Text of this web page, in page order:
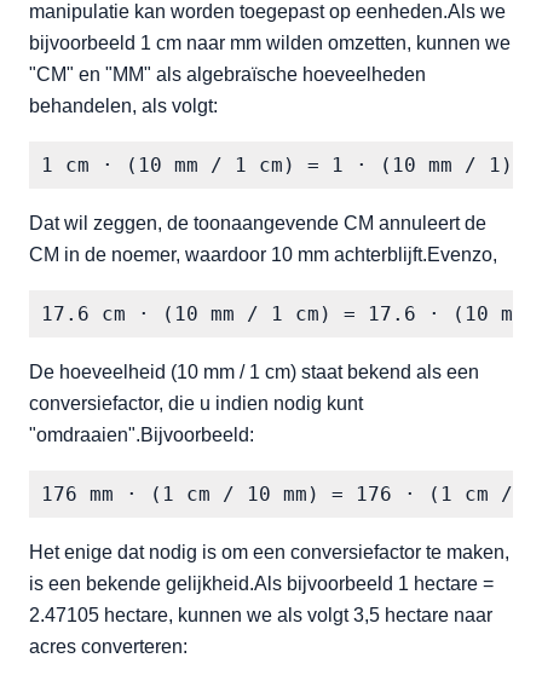
manipulatie kan worden toegepast op eenheden.Als we
bijvoorbeeld 1 cm naar mm wilden omzetten, kunnen we
"CM" en "MM" als algebraïsche hoeveelheden
behandelen, als volgt:
1 cm · (10 mm / 1 cm) = 1 · (10 mm / 1) =
Dat wil zeggen, de toonaangevende CM annuleert de
CM in de noemer, waardoor 10 mm achterblijft.Evenzo,
17.6 cm · (10 mm / 1 cm) = 17.6 · (10 mm
De hoeveelheid (10 mm / 1 cm) staat bekend als een
conversiefactor, die u indien nodig kunt
"omdraaien".Bijvoorbeeld:
176 mm · (1 cm / 10 mm) = 176 · (1 cm /
Het enige dat nodig is om een conversiefactor te maken,
is een bekende gelijkheid.Als bijvoorbeeld 1 hectare =
2.47105 hectare, kunnen we als volgt 3,5 hectare naar
acres converteren: